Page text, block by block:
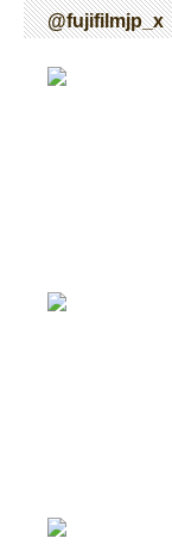
@fujifilmjp_x